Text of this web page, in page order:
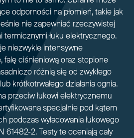
odporności na płomień, takie jak
nie zapewniać rzeczywistej
łuku elektrycznego.
niezwykle intensywne
falę ciśnieniową oraz stopione
różnią się od zwykłego
krótkotrwałego działania ognia.
przeciw łukowi elektrycznemu
specjalnie pod kątem
podczas wyładowania łukowego
61482-2. Testy te oceniają cały